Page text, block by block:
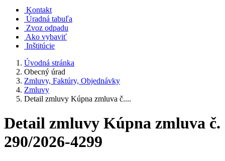
Kontakt
Úradná tabuľa
Zvoz odpadu
Ako vybaviť
Inštitúcie
Úvodná stránka
Obecný úrad
Zmluvy, Faktúry, Objednávky
Zmluvy
Detail zmluvy Kúpna zmluva č....
Detail zmluvy Kúpna zmluva č.
290/2026-4299